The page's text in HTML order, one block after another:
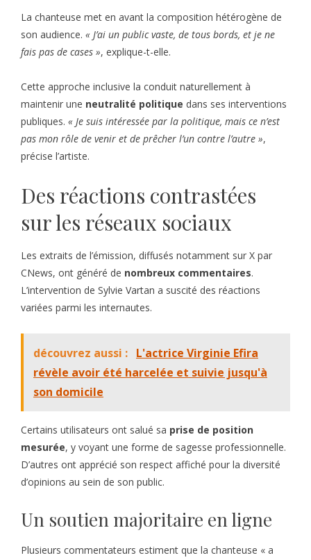
La chanteuse met en avant la composition hétérogène de
son audience. « J’ai un public vaste, de tous bords, et je ne
fais pas de cases », explique-t-elle.
Cette approche inclusive la conduit naturellement à
maintenir une neutralité politique dans ses interventions
publiques. « Je suis intéressée par la politique, mais ce n’est
pas mon rôle de venir et de prêcher l’un contre l’autre »,
précise l’artiste.
Des réactions contrastées
sur les réseaux sociaux
Les extraits de l’émission, diffusés notamment sur X par
CNews, ont généré de nombreux commentaires.
L’intervention de Sylvie Vartan a suscité des réactions
variées parmi les internautes.
découvrez aussi : L'actrice Virginie Efira
révèle avoir été harcelée et suivie jusqu'à
son domicile
Certains utilisateurs ont salué sa prise de position
mesurée, y voyant une forme de sagesse professionnelle.
D’autres ont apprécié son respect affiché pour la diversité
d’opinions au sein de son public.
Un soutien majoritaire en ligne
Plusieurs commentateurs estiment que la chanteuse « a